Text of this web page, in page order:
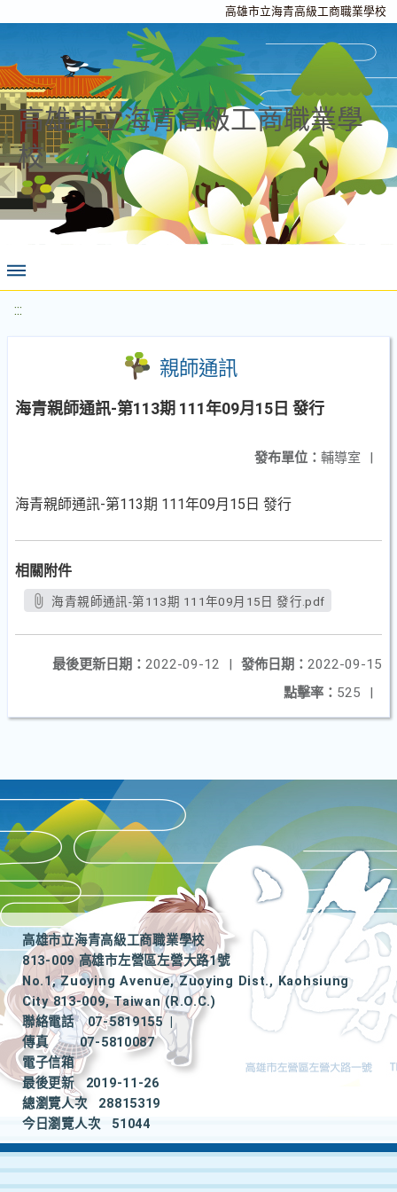
高雄市立海青高級工商職業學校
高雄市立海青高級工商職業學
校
:::
親師通訊
海青親師通訊-第113期 111年09月15日 發行
發布單位： 輔導室 |
海青親師通訊-第113期 111年09月15日 發行
相關附件
海青親師通訊-第113期 111年09月15日 發行.pdf
發佈日期： 2022-09-15
最後更新日期： 2022-09-12
|
點擊率： 525 |
高雄市立海青高級工商職業學校
813-009 高雄市左營區左營大路1號
No.1, Zuoying Avenue, Zuoying Dist., Kaohsiung
City 813-009, Taiwan (R.O.C.)
聯絡電話
07-5819155
|
傳真
07-5810087
電子信箱
最後更新
2019-11-26
總瀏覽人次
28815319
今日瀏覽人次
51044